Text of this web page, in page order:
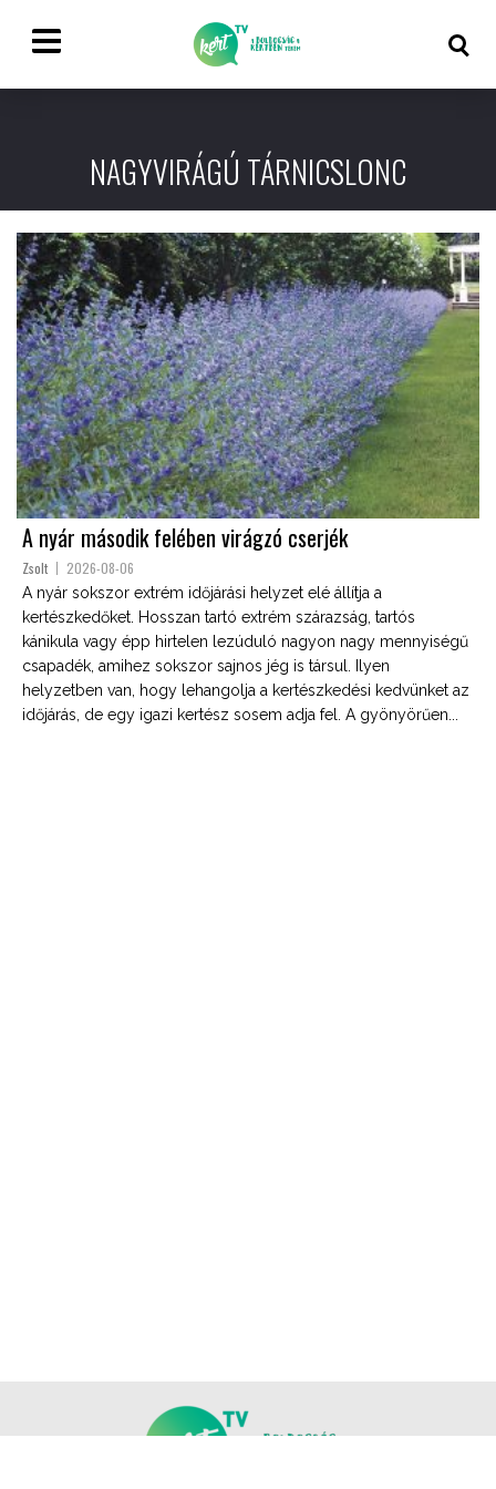
NAGYVIRÁGÚ TÁRNICSLONC
A nyár második felében virágzó cserjék
Zsolt 2026-08-06
A nyár sokszor extrém időjárási helyzet elé állítja a
kertészkedőket. Hosszan tartó extrém szárazság, tartós
kánikula vagy épp hirtelen lezúduló nagyon nagy mennyiségű
csapadék, amihez sokszor sajnos jég is társul. Ilyen
helyzetben van, hogy lehangolja a kertészkedési kedvünket az
időjárás, de egy igazi kertész sosem adja fel. A gyönyörűen...